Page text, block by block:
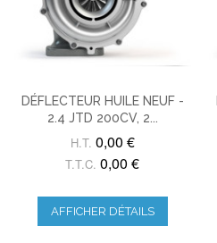
DÉFLECTEUR HUILE NEUF -
2.4 JTD 200CV, 2...
H.T. 0,00 €
T.T.C. 0,00 €
AFFICHER DÉTAILS